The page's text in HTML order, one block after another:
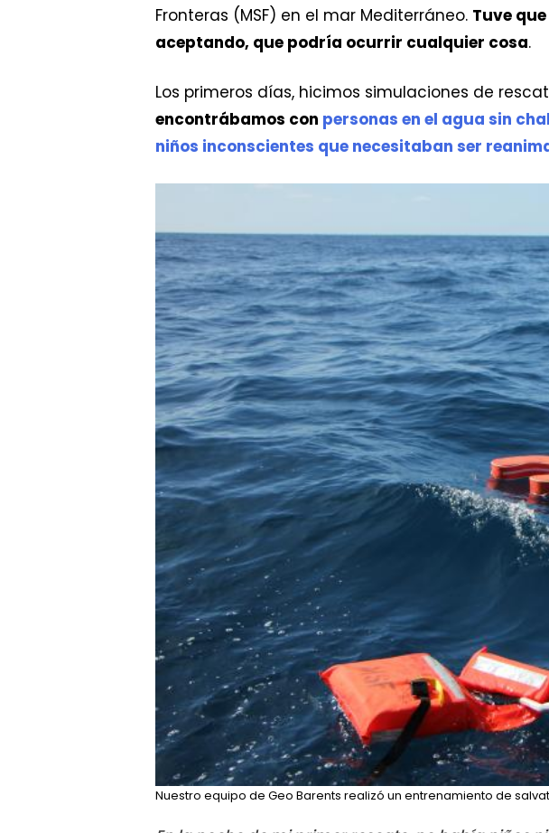
Fronteras (MSF) en el mar Mediterráneo. Tuve
aceptando, que podría ocurrir cualquier cosa.
Los primeros días, hicimos simulaciones de
encontrábamos con personas en el agua sin
niños inconscientes que necesitaban ser
Nuestro equipo de Geo Barents realizó un entrenamiento de